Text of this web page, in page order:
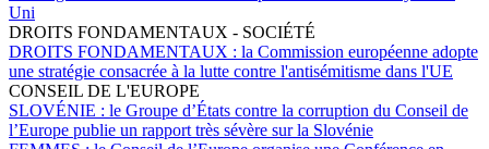
Uni
DROITS FONDAMENTAUX - SOCIÉTÉ
DROITS FONDAMENTAUX : la Commission européenne adopte
une stratégie consacrée à la lutte contre l'antisémitisme dans l'UE
CONSEIL DE L'EUROPE
SLOVÉNIE : le Groupe d’États contre la corruption du Conseil de
l’Europe publie un rapport très sévère sur la Slovénie